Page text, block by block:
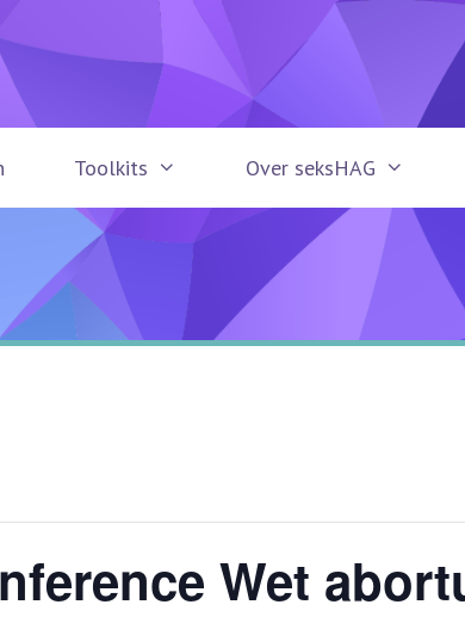
Toolkits Over seksHAG
Wet